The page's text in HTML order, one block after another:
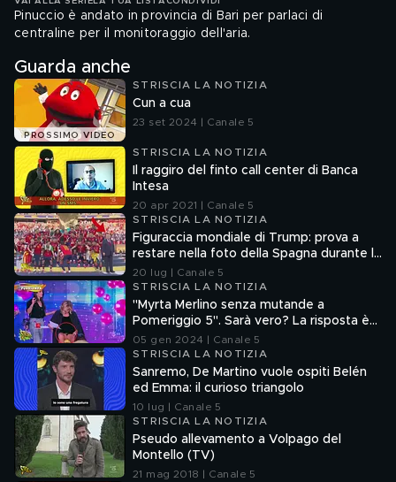
Pinuccio è andato in provincia di Bari per parlaci di
centraline per il monitoraggio dell'aria.
Guarda anche
PROSSIMO VIDEO
STRISCIA LA NOTIZIA
Cun a cua
23 set 2024 | Canale 5
STRISCIA LA NOTIZIA
Il raggiro del finto call center di Banca
Intesa
20 apr 2021 | Canale 5
STRISCIA LA NOTIZIA
Figuraccia mondiale di Trump: prova a
restare nella foto della Spagna durante la
premiazione
20 lug | Canale 5
STRISCIA LA NOTIZIA
"Myrta Merlino senza mutande a
Pomeriggio 5". Sarà vero? La risposta è
nel fuorionda
05 gen 2024 | Canale 5
STRISCIA LA NOTIZIA
Sanremo, De Martino vuole ospiti Belén
ed Emma: il curioso triangolo
10 lug | Canale 5
STRISCIA LA NOTIZIA
Pseudo allevamento a Volpago del
Montello (TV)
21 mag 2018 | Canale 5